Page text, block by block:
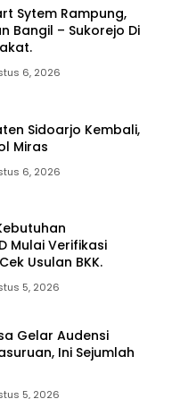
Sytem Rampung,
Bangil – Sukorejo Di
6, 2026
Sidoarjo Kembali,
Miras
6, 2026
Mulai Verifikasi
Usulan BKK.
5, 2026
Gelar Audensi
Ini Sejumlah
5, 2026